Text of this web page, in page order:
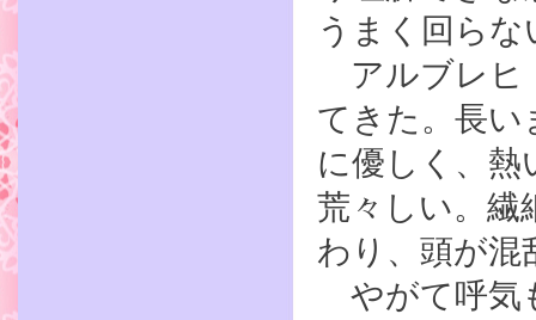
うまく回らな
アルブレヒ
てきた。長い
に優しく、熱
荒々しい。繊
わり、頭が混
やがて呼気